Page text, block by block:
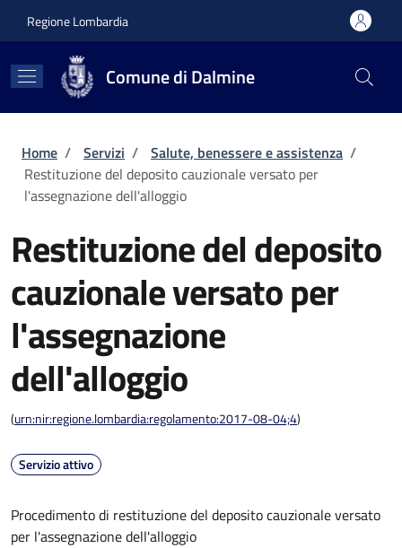
Regione Lombardia
Comune di Dalmine
Briciole di pane
Home / Servizi / Salute, benessere e assistenza /
Restituzione del deposito cauzionale versato per
l'assegnazione dell'alloggio
Restituzione del deposito
cauzionale versato per
l'assegnazione
dell'alloggio
(urn:nir:regione.lombardia:regolamento:2017-08-04;4)
Servizio attivo
Procedimento di restituzione del deposito cauzionale versato
per l'assegnazione dell'alloggio